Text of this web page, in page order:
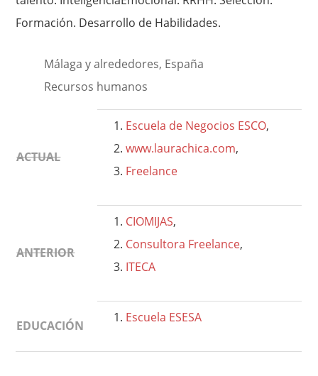
Formación. Desarrollo de Habilidades.
Málaga y alrededores, España
Recursos humanos
ACTUAL
Escuela de Negocios ESCO,
www.laurachica.com,
Freelance
ANTERIOR
CIOMIJAS,
Consultora Freelance,
ITECA
EDUCACIÓN
Escuela ESESA